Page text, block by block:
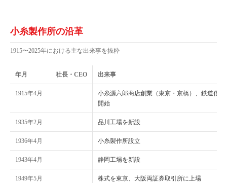
小糸製作所の沿革
1915〜2025年における主な出来事を抜粋
年月 社長・CEO 出来事
1915年4月
小糸源六郎商店創業（東京・京橋）、鉄道信
開始
1935年2月 品川工場を新設
1936年4月 小糸製作所設立
1943年4月 静岡工場を新設
1949年5月 株式を東京、大阪両証券取引所に上場